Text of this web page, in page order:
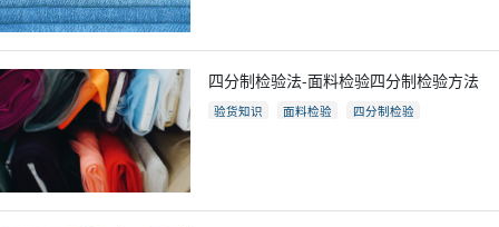
四分制检验法-面料检验四分制检验方法
验货知识 面料检验 四分制检验